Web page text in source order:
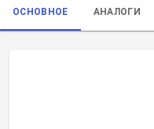
ОСНОВНОЕ АНАЛОГИ